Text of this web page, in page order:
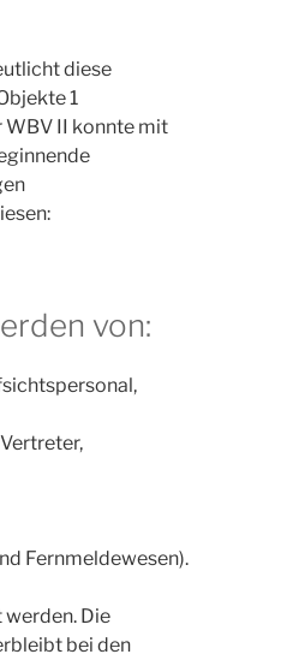
diese
1
WBV II konnte mit
von:
Fernmeldewesen).
Die
bei den